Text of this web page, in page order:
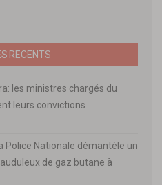
RECENTS
les ministres chargés du
leurs convictions
Police Nationale démantèle un
de gaz butane à